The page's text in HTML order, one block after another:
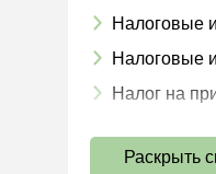
Налоговые
Налоговые
Налог на
Страховые
Раскрыть